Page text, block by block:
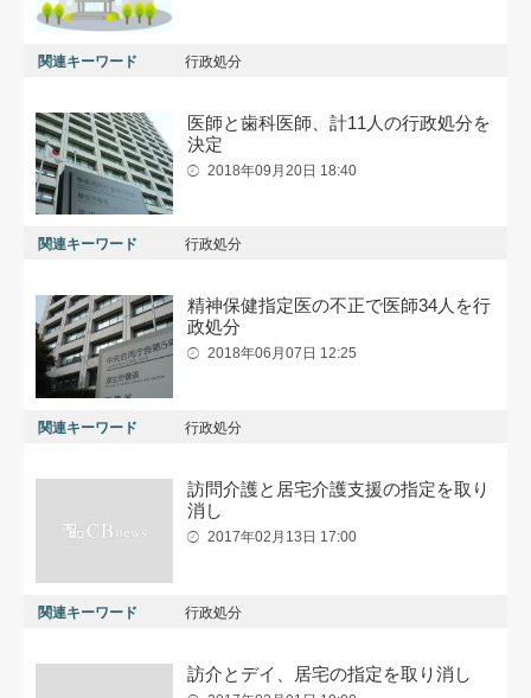
関連キーワード 行政処分
医師と歯科医師、計11人の行政処分を
決定
2018年09月20日 18:40
関連キーワード 行政処分
精神保健指定医の不正で医師34人を行
政処分
2018年06月07日 12:25
関連キーワード 行政処分
訪問介護と居宅介護支援の指定を取り
消し
2017年02月13日 17:00
関連キーワード 行政処分
訪介とデイ、居宅の指定を取り消し